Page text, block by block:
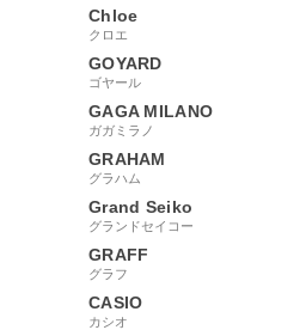
Chloe
クロエ
GOYARD
ゴヤール
GAGA MILANO
ガガミラノ
GRAHAM
グラハム
Grand Seiko
グランドセイコー
GRAFF
グラフ
CASIO
カシオ